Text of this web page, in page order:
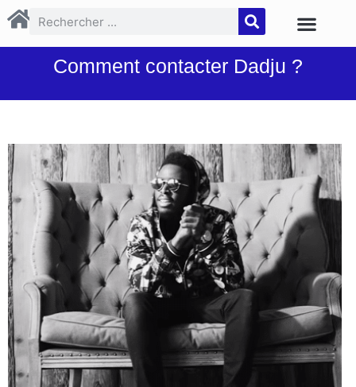
Comment contacter Dadju ?